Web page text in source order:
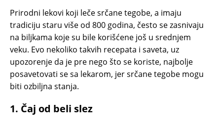
Prirodni lekovi koji leče srčane tegobe, a imaju
tradiciju staru više od 800 godina, često se zasnivaju
na biljkama koje su bile korišćene još u srednjem
veku. Evo nekoliko takvih recepata i saveta, uz
upozorenje da je pre nego što se koriste, najbolje
posavetovati se sa lekarom, jer srčane tegobe mogu
biti ozbiljna stanja.
1. Čaj od beli slez